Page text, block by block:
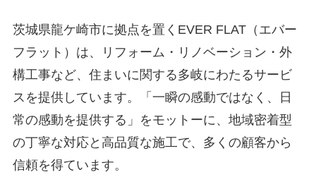
茨城県龍ケ崎市に拠点を置くEVER FLAT（エバー
フラット）は、リフォーム・リノベーション・外
構工事など、住まいに関する多岐にわたるサービ
スを提供しています。「一瞬の感動ではなく、日
常の感動を提供する」をモットーに、地域密着型
の丁寧な対応と高品質な施工で、多くの顧客から
信頼を得ています。